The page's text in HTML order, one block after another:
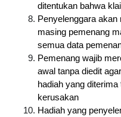
ditentukan bahwa
Penyelenggara
masing pemenang
semua data
Pemenang wajib
awal tanpa diedit
hadiah yang
kerusakan
Hadiah yang